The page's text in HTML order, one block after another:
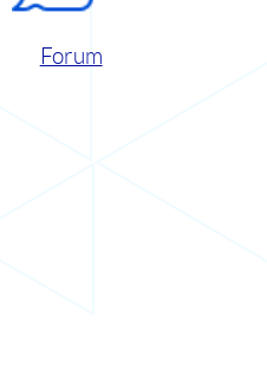
Forum